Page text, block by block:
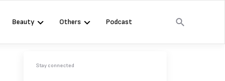
Beauty Others Podcast
Stay connected